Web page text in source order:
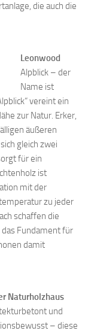
die auch die
Leonwood
Alpblick – der
Name ist
vereint ein
zur Natur. Erker,
äußeren
gleich zwei
für ein
ist
mit der
zu jeder
schaffen die
Fundament für
damit
Naturholzhaus
und
– diese